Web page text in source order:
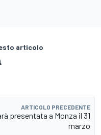
articolo
ARTICOLO PRECEDENTE
presentata a Monza il 31
marzo